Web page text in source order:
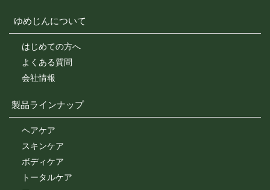
ゆめじんについて
はじめての方へ
よくある質問
会社情報
製品ラインナップ
ヘアケア
スキンケア
ボディケア
トータルケア